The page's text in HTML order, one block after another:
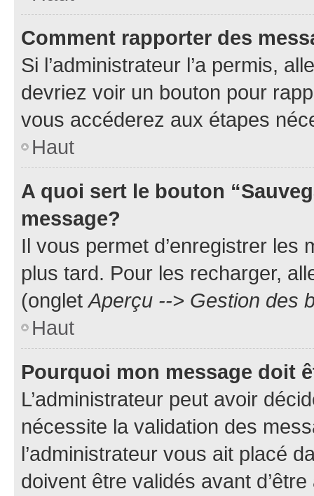
Comment rapporter des
Si l’administrateur l’a permis,
devriez voir un bouton pour
vous accéderez aux étapes
Haut
A quoi sert le bouton
message?
Il vous permet d’enregistrer
plus tard. Pour les recharger,
(ongletAperçu --> Gestion des
Haut
Pourquoi mon message doit
L’administrateur peut avoir
nécessite la validation des
l’administrateur vous ait placé
doivent être validés avant